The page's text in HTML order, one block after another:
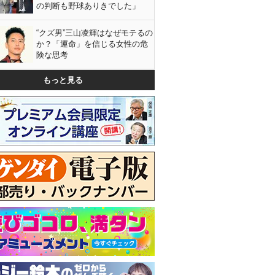
の判断も野球ありきでした」
“クズ男”三山凌輝はなぜモテるの
か？「運命」を信じる女性の危
険な思考
もっと見る